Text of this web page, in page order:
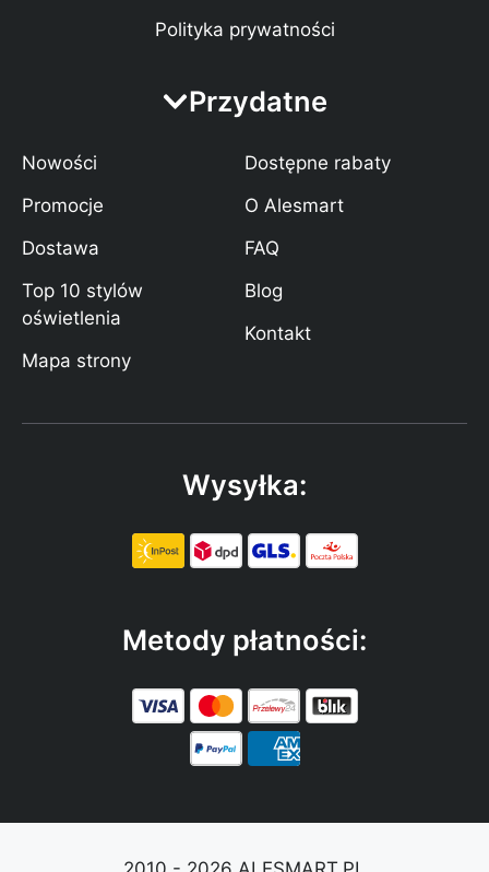
Polityka prywatności
Przydatne
Nowości
Promocje
Dostawa
Top 10 stylów
oświetlenia
Mapa strony
Dostępne rabaty
O Alesmart
FAQ
Blog
Kontakt
Wysyłka:
Metody płatności: